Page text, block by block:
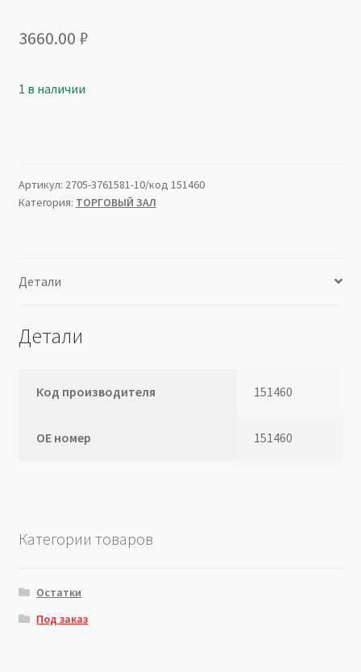
3660.00 ₽
1 в наличии
Артикул: 2705-3761581-10/код 151460
Категория: ТОРГОВЫЙ ЗАЛ
Детали
Детали
Код производителя 151460
ОЕ номер 151460
Категории товаров
Остатки
Под заказ